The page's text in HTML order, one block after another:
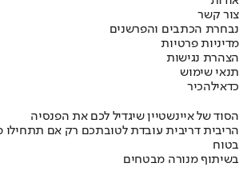
צור קשר
נבחרת הכתבים והפרשנים
מדיניות פרטיות
הצהרת נגישות
תנאי שימוש
כדאילהכיר
הסוד של איינשטיין שיגדיל לכם את הפנסיה
הריבית דריבית עובדת לטובתכם רק אם תתחילו
בטוח
בשיתוף מנורה מבטחים